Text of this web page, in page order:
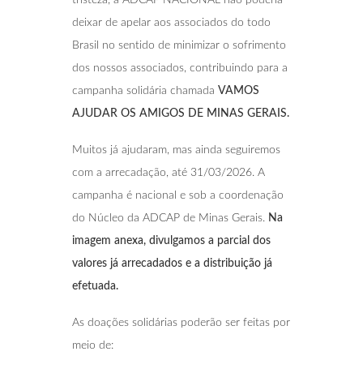
deixar de apelar aos associados do todo
Brasil no sentido de minimizar o sofrimento
dos nossos associados, contribuindo para a
campanha solidária chamada VAMOS
AJUDAR OS AMIGOS DE MINAS GERAIS.
Muitos já ajudaram, mas ainda seguiremos
com a arrecadação, até 31/03/2026. A
campanha é nacional e sob a coordenação
do Núcleo da ADCAP de Minas Gerais. Na
imagem anexa, divulgamos a parcial dos
valores já arrecadados e a distribuição já
efetuada.
As doações solidárias poderão ser feitas por
meio de: